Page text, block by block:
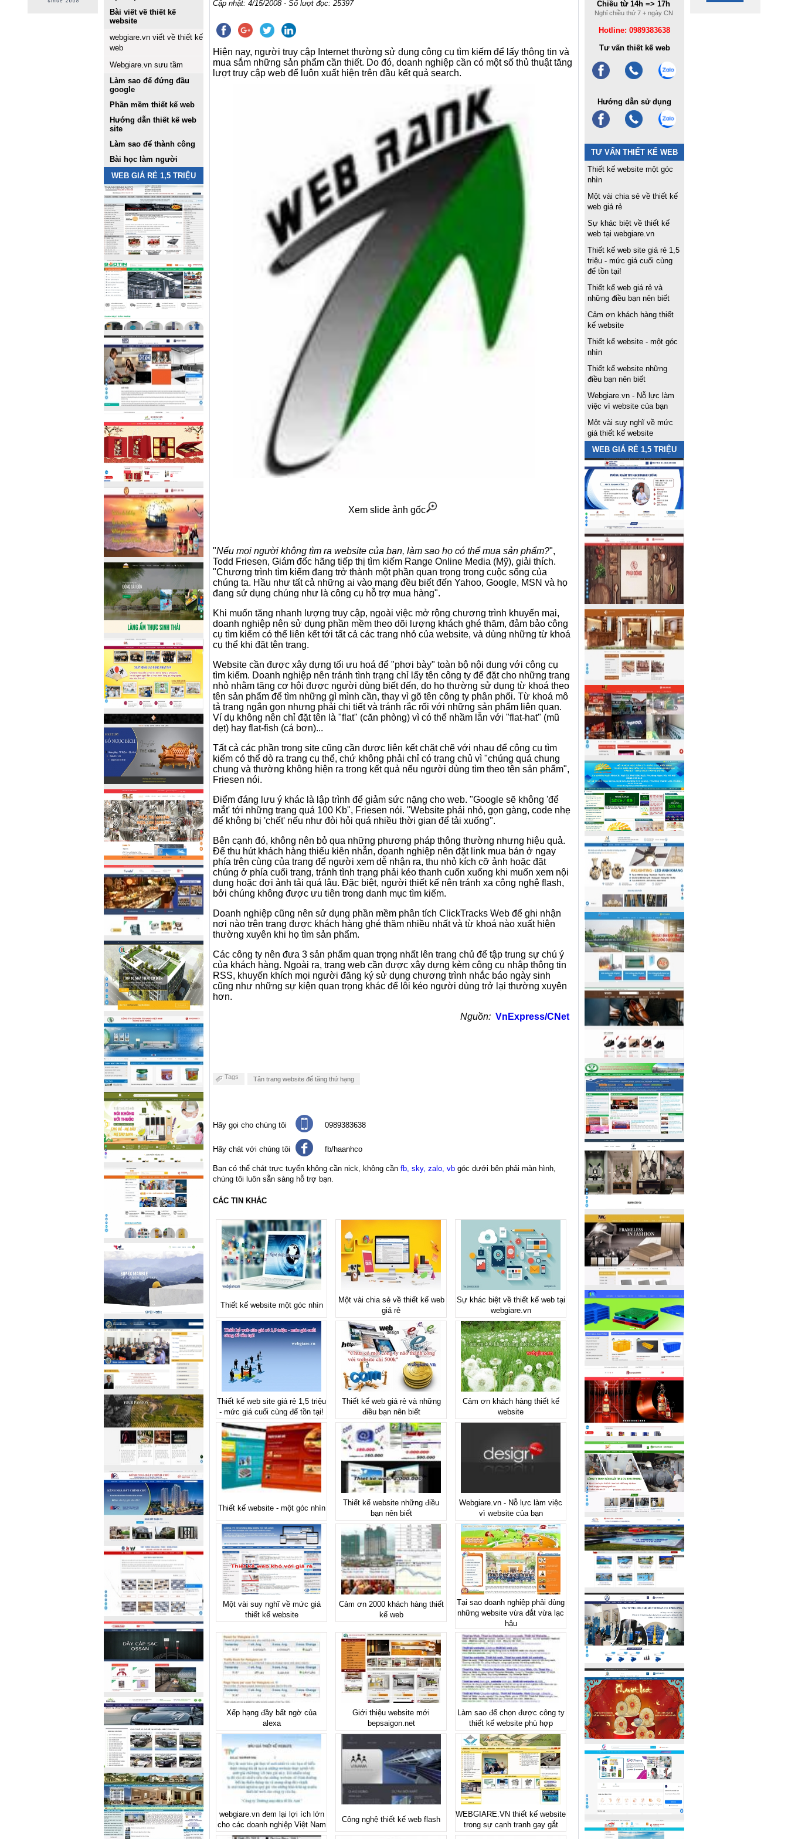
Bài viết về thiết kế
website
webgiare.vn viết về thiết kế
web
Webgiare.vn sưu tầm
Làm sao để đứng đầu
google
Phần mềm thiết kế web
Hướng dẫn thiết kế web
site
Làm sao để thành công
Bài học làm người
WEB GIÁ RẺ 1,5 TRIỆU
Cập nhật: 4/15/2008 - Số lượt đọc: 25397
Hiện nay, người truy cập Internet thường sử dụng công cụ tìm kiếm để lấy thông tin và
mua sắm những sản phẩm cần thiết. Do đó, doanh nghiệp cần có một số thủ thuật tăng
lượt truy cập web để luôn xuất hiện trên đầu kết quả search.
Xem slide ảnh gốc
"Nếu mọi người không tìm ra website của bạn, làm sao họ có thể mua sản phẩm?",
Todd Friesen, Giám đốc hãng tiếp thị tìm kiếm Range Online Media (Mỹ), giải thích.
"Chương trình tìm kiếm đang trở thành một phần quan trọng trong cuộc sống của
chúng ta. Hầu như tất cả những ai vào mạng đều biết đến Yahoo, Google, MSN và họ
đang sử dụng chúng như là công cụ hỗ trợ mua hàng".
Khi muốn tăng nhanh lượng truy cập, ngoài việc mở rộng chương trình khuyến mại,
doanh nghiệp nên sử dụng phần mềm theo dõi lượng khách ghé thăm, đảm bảo công
cụ tìm kiếm có thể liên kết tới tất cả các trang nhỏ của website, và dùng những từ khoá
cụ thể khi đặt tên trang.
Website cần được xây dựng tối ưu hoá để "phơi bày" toàn bộ nội dung với công cụ
tìm kiếm. Doanh nghiệp nên tránh tình trạng chỉ lấy tên công ty để đặt cho những trang
nhỏ nhằm tăng cơ hội được người dùng biết đến, do họ thường sử dụng từ khoá theo
tên sản phẩm để tìm những gì mình cần, thay vì gõ tên công ty phân phối. Từ khoá mô
tả trang ngắn gọn nhưng phải chi tiết và tránh rắc rối với những sản phẩm liên quan.
Ví dụ không nên chỉ đặt tên là "flat" (căn phòng) vì có thể nhầm lẫn với "flat-hat" (mũ
dẹt) hay flat-fish (cá bơn)...
Tất cả các phần trong site cũng cần được liên kết chặt chẽ với nhau để công cụ tìm
kiếm có thể dò ra trang cụ thể, chứ không phải chỉ có trang chủ vì "chúng quá chung
chung và thường không hiện ra trong kết quả nếu người dùng tìm theo tên sản phẩm",
Friesen nói.
Điểm đáng lưu ý khác là lập trình để giảm sức nặng cho web. "Google sẽ không 'để
mắt' tới những trang quá 100 Kb", Friesen nói. "Website phải nhỏ, gọn gàng, code nhẹ
để không bị 'chết' nếu như đòi hỏi quá nhiều thời gian để tải xuống".
Bên cạnh đó, không nên bỏ qua những phương pháp thông thường nhưng hiệu quả.
Để thu hút khách hàng thiếu kiên nhẫn, doanh nghiệp nên đặt link mua bán ở ngay
phía trên cùng của trang để người xem dễ nhận ra, thu nhỏ kích cỡ ảnh hoặc đặt
chúng ở phía cuối trang, tránh tình trạng phải kéo thanh cuốn xuống khi muốn xem nội
dung hoặc đợi ảnh tải quá lâu. Đặc biệt, người thiết kế nên tránh xa công nghệ flash,
bởi chúng không được ưu tiên trong danh mục tìm kiếm.
Doanh nghiệp cũng nên sử dụng phần mềm phân tích ClickTracks Web để ghi nhận
nơi nào trên trang được khách hàng ghé thăm nhiều nhất và từ khoá nào xuất hiện
thường xuyên khi họ tìm sản phẩm.
Các công ty nên đưa 3 sản phẩm quan trọng nhất lên trang chủ để tập trung sự chú ý
của khách hàng. Ngoài ra, trang web cần được xây dựng kèm công cụ nhập thông tin
RSS, khuyến khích mọi người đăng ký sử dụng chương trình nhắc báo ngày sinh
cũng như những sự kiện quan trọng khác để lôi kéo người dùng trở lại thường xuyên
hơn.
Nguồn: VnExpress/CNet
Tags Tân trang website để tăng thứ hạng
Hãy gọi cho chúng tôi 0989383638
Hãy chát với chúng tôi fb/haanhco
Bạn có thể chát trực tuyến không cần nick, không cần fb, sky, zalo, vb góc dưới bên phải màn hình,
chúng tôi luôn sẵn sàng hỗ trợ bạn.
CÁC TIN KHÁC
Thiết kế website một góc nhìn
Một vài chia sẻ về thiết kế web
giá rẻ
Sự khác biệt về thiết kế web tại
webgiare.vn
Thiết kế web site giá rẻ 1,5 triệu
- mức giá cuối cùng để tồn tại!
Thiết kế web giá rẻ và những
điều bạn nên biết
Cảm ơn khách hàng thiết kế
website
Thiết kế website - một góc nhìn
Thiết kế website những điều
bạn nên biết
Webgiare.vn - Nỗ lực làm việc
vì website của bạn
Một vài suy nghĩ về mức giá
thiết kế website
Cảm ơn 2000 khách hàng thiết
kế web
Tại sao doanh nghiệp phải dùng
những website vừa đắt vừa lạc
hậu
Xếp hạng đầy bất ngờ của
alexa
Giới thiệu website mới
bepsaigon.net
Làm sao để chọn được công ty
thiết kế website phù hợp
webgiare.vn đem lại lợi ích lớn
cho các doanh nghiệp Việt Nam
Công nghệ thiết kế web flash
WEBGIARE.VN thiết kế website
trong sự cạnh tranh gay gắt
Chiều từ 14h => 17h
Nghỉ chiều thứ 7 + ngày CN
Hotline: 0989383638
Tư vấn thiết kế web
Hướng dẫn sử dụng
TƯ VẤN THIẾT KẾ WEB
Thiết kế website một góc
nhìn
Một vài chia sẻ về thiết kế
web giá rẻ
Sự khác biệt về thiết kế
web tại webgiare.vn
Thiết kế web site giá rẻ 1,5
triệu - mức giá cuối cùng
để tồn tại!
Thiết kế web giá rẻ và
những điều bạn nên biết
Cảm ơn khách hàng thiết
kế website
Thiết kế website - một góc
nhìn
Thiết kế website những
điều bạn nên biết
Webgiare.vn - Nỗ lực làm
việc vì website của bạn
Một vài suy nghĩ về mức
giá thiết kế website
WEB GIÁ RẺ 1,5 TRIỆU